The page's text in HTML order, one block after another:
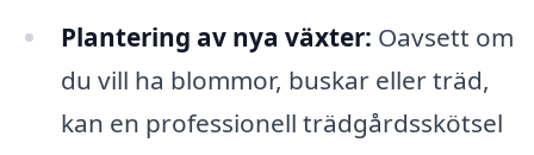
Plantering av nya växter: Oavsett om
du vill ha blommor, buskar eller träd,
kan en professionell trädgårdsskötsel